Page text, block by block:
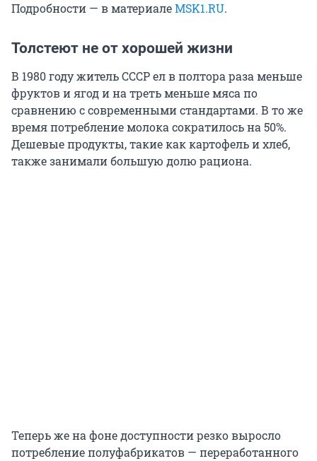
Подробности — в материалеMSK1.RU.
Толстеют не от хорошей жизни
В 1980 году житель СССР ел в полтора раза меньше
фруктов и ягод и на треть меньше мяса по
сравнению с современными стандартами. В то же
время потребление молока сократилось на 50%.
Дешевые продукты, такие как картофель и хлеб,
также занимали большую долю рациона.
Теперь же на фоне доступности резко выросло
потребление полуфабрикатов — переработанного